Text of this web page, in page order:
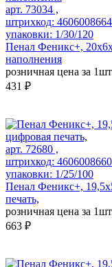
арт. 73034 ,
штрихкод:
упаковки: 1/30/120
Пенал Феникс+,
наполнения
розничная цена за
431 ₽
арт. 72680 ,
штрихкод:
упаковки: 1/25/100
Пенал Феникс+,
печать,
розничная цена за
663 ₽